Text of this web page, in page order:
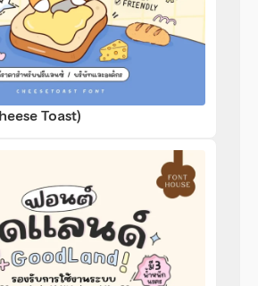
Toast)